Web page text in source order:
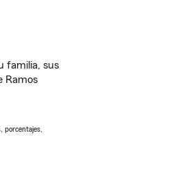
familia, sus
Ramos
porcentajes,